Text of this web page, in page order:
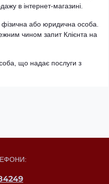
в інтернет-магазині.
або юридична особа.
чином запит Клієнта на
що надає послуги з